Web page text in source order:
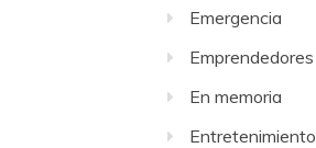
Emergencia
Emprendedores
En memoria
Entretenimiento